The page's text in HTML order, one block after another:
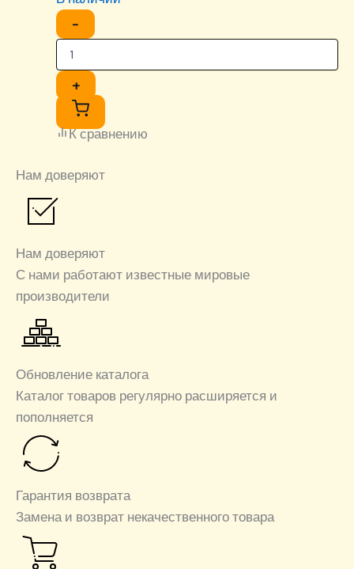
−
+
К сравнению
Нам доверяют
Нам доверяют
С нами работают известные мировые
производители
Обновление каталога
Каталог товаров регулярно расширяется и
пополняется
Гарантия возврата
Замена и возврат некачественного товара